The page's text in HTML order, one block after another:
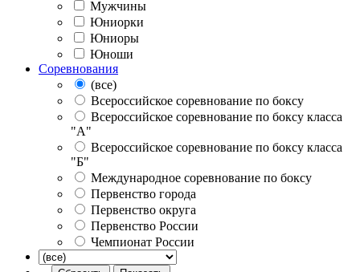
Мужчины
Юниорки
Юниоры
Юноши
Соревнования
(все)
Всероссийское соревнование по боксу
Всероссийское соревнование по боксу класса
"А"
Всероссийское соревнование по боксу класса
"Б"
Международное соревнование по боксу
Первенство города
Первенство округа
Первенство России
Чемпионат России